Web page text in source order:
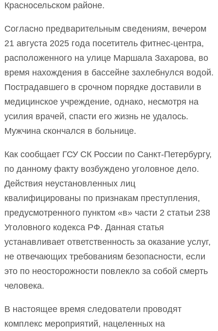
Красносельском районе.
Согласно предварительным сведениям, вечером
21 августа 2025 года посетитель фитнес-центра,
расположенного на улице Маршала Захарова, во
время нахождения в бассейне захлебнулся водой.
Пострадавшего в срочном порядке доставили в
медицинское учреждение, однако, несмотря на
усилия врачей, спасти его жизнь не удалось.
Мужчина скончался в больнице.
Как сообщает ГСУ СК России по Санкт-Петербургу,
по данному факту возбуждено уголовное дело.
Действия неустановленных лиц
квалифицированы по признакам преступления,
предусмотренного пунктом «в» части 2 статьи 238
Уголовного кодекса РФ. Данная статья
устанавливает ответственность за оказание услуг,
не отвечающих требованиям безопасности, если
это по неосторожности повлекло за собой смерть
человека.
В настоящее время следователи проводят
комплекс мероприятий, нацеленных на